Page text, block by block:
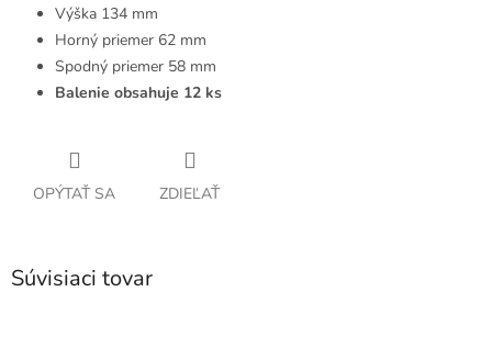
Výška 134 mm
Horný priemer 62 mm
Spodný priemer 58 mm
Balenie obsahuje 12 ks
OPÝTAŤ SA ZDIEĽAŤ
Súvisiaci tovar